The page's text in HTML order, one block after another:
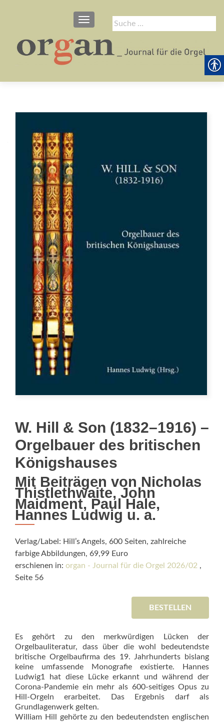
Suche
nach:
SCHALTE NAVIGATION
W. Hill & Son (1832–1916) –
Orgelbauer des britischen
Königshauses
Mit Beiträgen von Nicholas
Thistlethwaite, John
Maidment, Paul Hale,
Hannes Ludwig u. a.
Verlag/Label: Hill’s Angels, 600 Seiten, zahlreiche
farbige Abbildungen, 69,99 Euro
erschienen in: organ - Journal für die Orgel 2026/02 ,
Seite 56
BESTELLEN
Es gehört zu den merkwürdigen Lü­­cken der
Orgelbauliteratur, dass über die wohl bedeutendste
britische Orgelbaufirma des 19. Jahrhunderts bislang
keine umfassende Monografie existierte. Hannes
Ludwig1 hat diese Lücke erkannt und während der
Corona-Pandemie ein mehr als 600-seitiges Opus zu
Hill-Orgeln erarbeitet. Das Ergebnis darf als
Grundlagenwerk gelten.
William Hill gehörte zu den bedeutendsten englischen